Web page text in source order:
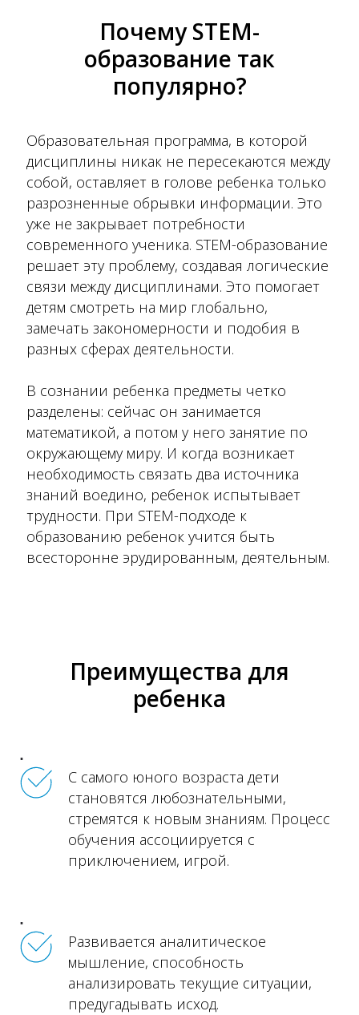
Почему STEM-
образование так
популярно?
Образовательная программа, в которой
дисциплины никак не пересекаются между
собой, оставляет в голове ребенка только
разрозненные обрывки информации. Это
уже не закрывает потребности
современного ученика. STEM-образование
решает эту проблему, создавая логические
связи между дисциплинами. Это помогает
детям смотреть на мир глобально,
замечать закономерности и подобия в
разных сферах деятельности.
В сознании ребенка предметы четко
разделены: сейчас он занимается
математикой, а потом у него занятие по
окружающему миру. И когда возникает
необходимость связать два источника
знаний воедино, ребенок испытывает
трудности. При STEM-подходе к
образованию ребенок учится быть
всесторонне эрудированным, деятельным.
Преимущества для
ребенка
С самого юного возраста дети
становятся любознательными,
стремятся к новым знаниям. Процесс
обучения ассоциируется с
приключением, игрой.
Развивается аналитическое
мышление, способность
анализировать текущие ситуации,
предугадывать исход.